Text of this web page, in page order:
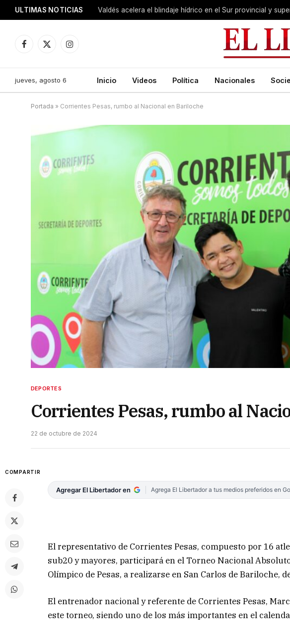
ULTIMAS NOTICIAS
Facebook
X
Instagram
jueves, agosto 6 Inicio Videos Política Nacionales
Portada » Corrientes Pesas, rumbo al Nacional en Bariloche
DEPORTES
Corrientes Pesas, rumbo al
22 de octubre de 2024
COMPARTIR
Agregar El Libertador en Agrega El Libertador a tus medios preferidos en
El representativo de Corrientes Pesas, compuesto por 16
sub20 y mayores, participará en el Torneo Nacional
Olímpico de Pesas, a realizarse en San Carlos de Bariloche,
El entrenador nacional y referente de Corrientes Pesas,
este torneo, siendo uno de los más importantes en el